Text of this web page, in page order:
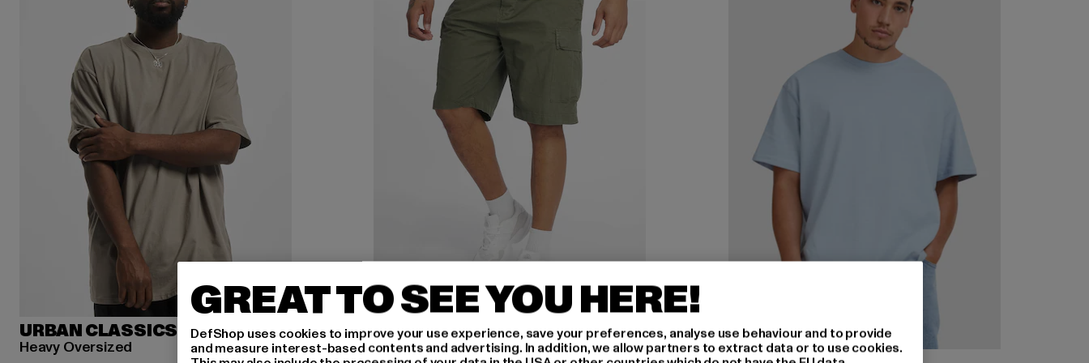
URBAN CLASSICS
Heavy Oversized
BRANDIT
BDU Ripstop
GREAT TO SEE YOU HERE!
DefShop uses cookies to improve your use experience, save your preferences, analyse use behaviour and to provide
and measure interest-based contents and advertising. In addition, we allow partners to extract data or to use cookies.